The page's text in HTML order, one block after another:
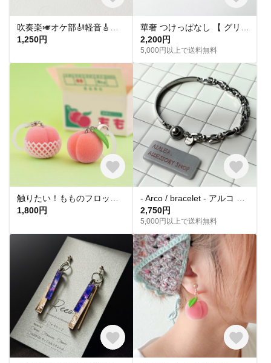
1,250円
2,200円
5,000円以上で送料無料
1,800円
2,750円
5,000円以上で送料無料